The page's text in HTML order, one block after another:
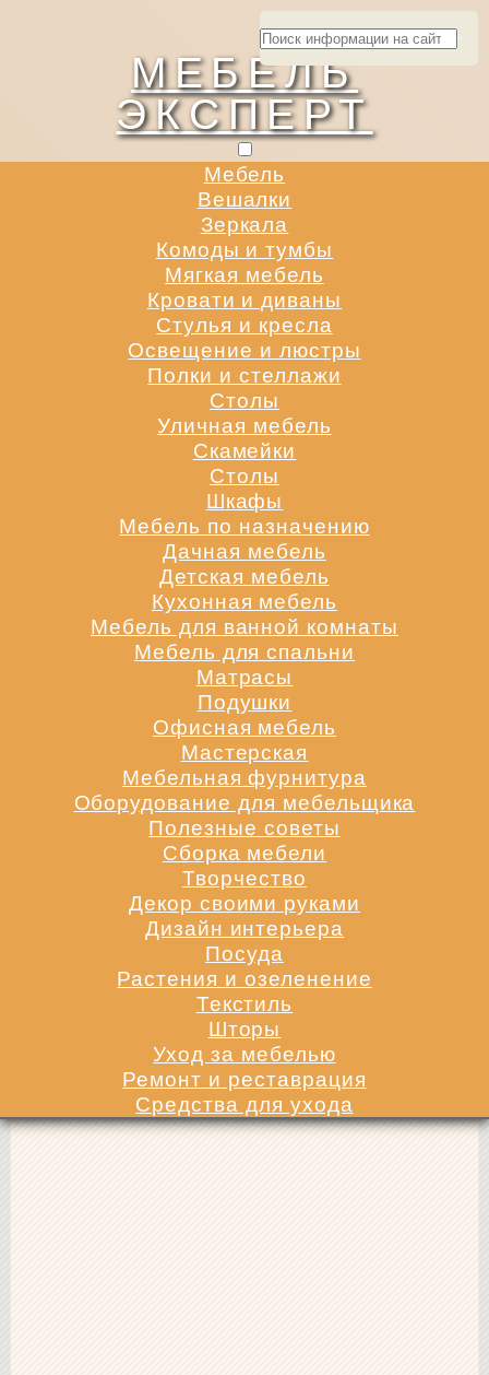
МЕБЕЛЬ
ЭКСПЕРТ
Мебель
Вешалки
Зеркала
Комоды и тумбы
Мягкая мебель
Кровати и диваны
Стулья и кресла
Освещение и люстры
Полки и стеллажи
Столы
Уличная мебель
Скамейки
Столы
Шкафы
Мебель по назначению
Дачная мебель
Детская мебель
Кухонная мебель
Мебель для ванной комнаты
Мебель для спальни
Матрасы
Подушки
Офисная мебель
Мастерская
Мебельная фурнитура
Оборудование для мебельщика
Полезные советы
Сборка мебели
Творчество
Декор своими руками
Дизайн интерьера
Посуда
Растения и озеленение
Текстиль
Шторы
Уход за мебелью
Ремонт и реставрация
Средства для ухода